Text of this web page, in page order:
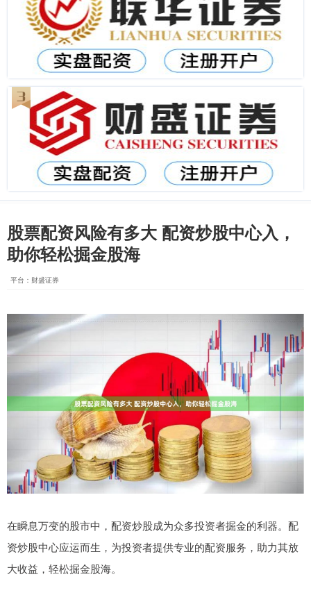
股票配资风险有多大 配资炒股中心入，
助你轻松掘金股海
平台：财盛证券
在瞬息万变的股市中，配资炒股成为众多投资者掘金的利器。配
资炒股中心应运而生，为投资者提供专业的配资服务，助力其放
大收益，轻松掘金股海。